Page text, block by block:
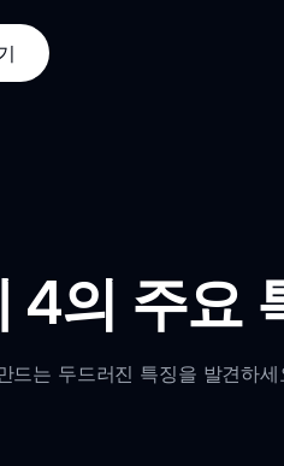
4의 주요
드는 두드러진 특징을 발견하세